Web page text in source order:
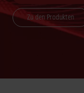
Zu den Produkten